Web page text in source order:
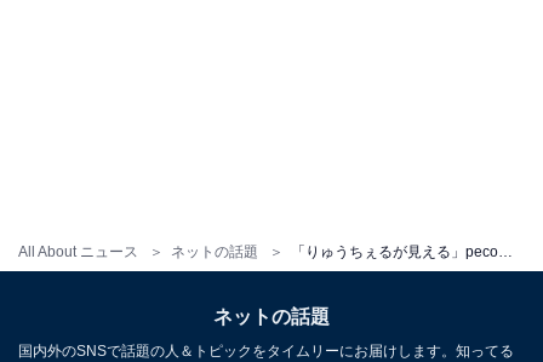
All About ニュース ネットの話題
ネットの話題
国内外のSNSで話題の人＆トピックをタイムリーにお届けします。知ってる